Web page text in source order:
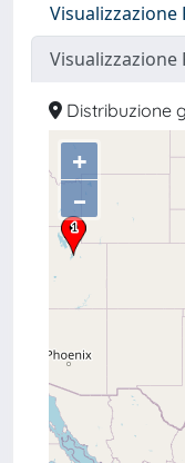
Visualizzazione
Visualizzazione
Distribuzione
+
–